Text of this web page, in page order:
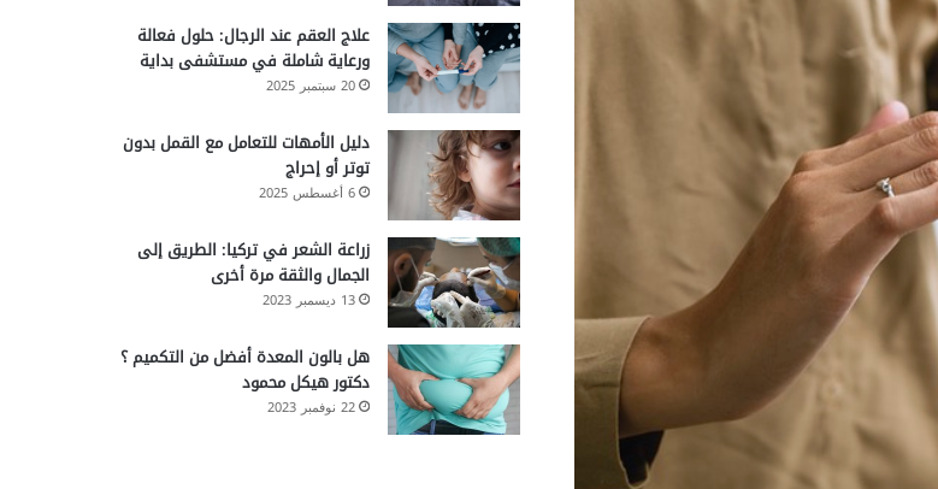
علاج العقم عند الرجال: حلول فعالة
ورعاية شاملة في مستشفى بداية
20 سبتمبر 2025
دليل الأمهات للتعامل مع القمل بدون
توتر أو إحراج
6 أغسطس 2025
زراعة الشعر في تركيا: الطريق إلى
الجمال والثقة مرة أخرى
13 ديسمبر 2023
هل بالون المعدة أفضل من التكميم ؟
دكتور هيكل محمود
22 نوفمبر 2023